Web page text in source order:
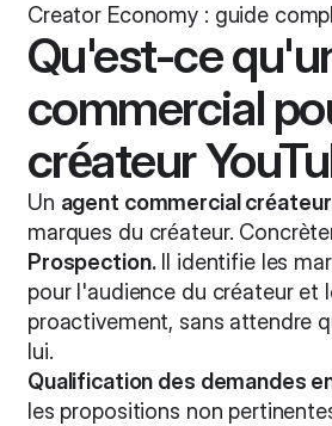
Creator Economy : guide
Qu'est-ce
commercial
créateur
Un agent commercial créateur
marques du créateur.
Prospection.Il identifie les
pour l'audience du créateur et
proactivement, sans attendre
lui.
Qualification des demandes
les propositions non